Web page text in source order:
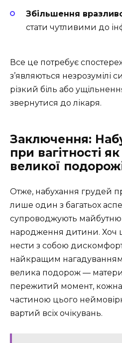
Збільшення
стати чутливими до
Все це потребує
з’являються незрозумілі
різкий біль або
звернутися до лікаря.
Заключення:
при вагітності
великої
Отже, набухання грудей
лише один з багатьох
супроводжують
народження дитини. Хоч
нести з собою
найкращим
велика подорож —
пережитий момент,
частиною цього
вартий всіх очікувань.